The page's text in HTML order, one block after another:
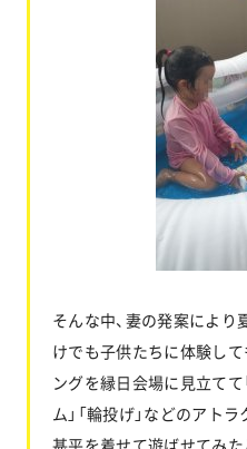
そんな中、妻の発案によ
けでも子供たちに体験し
ングを縁日会場に見立てて
ム」「輪投げ」などのアト
甚平を着せて遊ばせてみ